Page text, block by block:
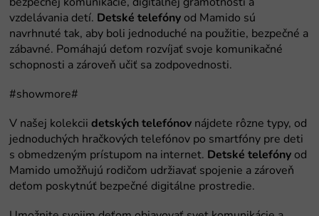
Detské telefóny
detských telefónov
Detské telefóny